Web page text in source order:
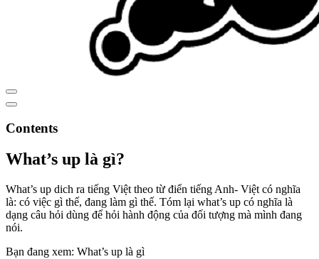
Contents
What’s up là gì?
What’s up dich ra tiếng Việt theo từ điển tiếng Anh- Việt có nghĩa
là: có việc gì thế, đang làm gì thế. Tóm lại what’s up có nghĩa là
dạng câu hỏi dùng để hỏi hành động của đối tượng mà mình đang
nói.
Bạn đang xem: What’s up là gì